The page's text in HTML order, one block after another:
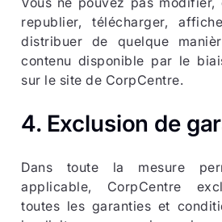
republier, télécharger,
distribuer de quelque
contenu disponible par le
sur le site de CorpCentre.
4. Exclusion de
Dans toute la mesure
applicable, CorpCentre
toutes les garanties et